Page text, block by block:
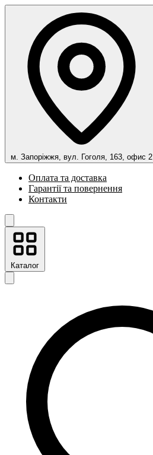
м. Запоріжжя, вул. Гоголя, 163, офис 2
Оплата та доставка
Гарантії та повернення
Контакти
Каталог